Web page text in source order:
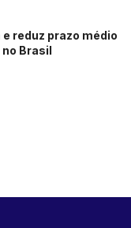
reduz prazo médio
Brasil